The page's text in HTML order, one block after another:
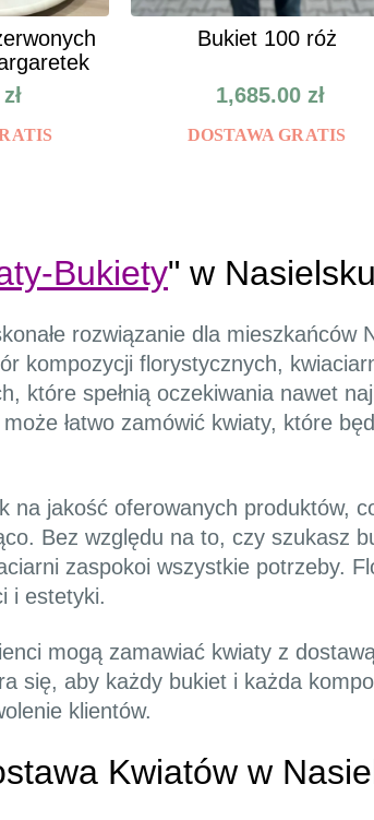
zł
Bukiet 100 róż
1,685.00 zł
DOSTAWA GRATIS
Bukiety" w Nasielsku
rozwiązanie dla mieszkańców
kompozycji florystycznych,
które spełnią oczekiwania nawet
łatwo zamówić kwiaty, które
na jakość oferowanych produktów,
Bez względu na to, czy szukasz
zaspokoi wszystkie potrzeby.
i estetyki.
mogą zamawiać kwiaty z
się, aby każdy bukiet i każda
klientów.
Kwiatów w